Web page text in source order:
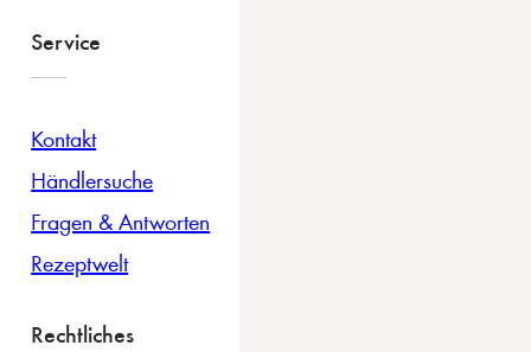
Service
Kontakt
Händlersuche
Fragen & Antworten
Rezeptwelt
Rechtliches